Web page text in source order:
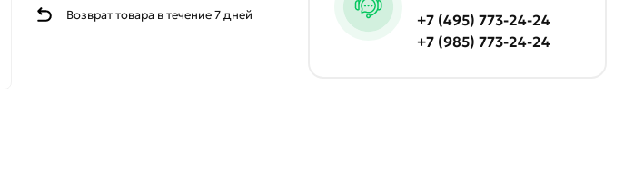
Возврат товара в течение 7 дней
+7 (495) 773-24-24
+7 (985) 773-24-24